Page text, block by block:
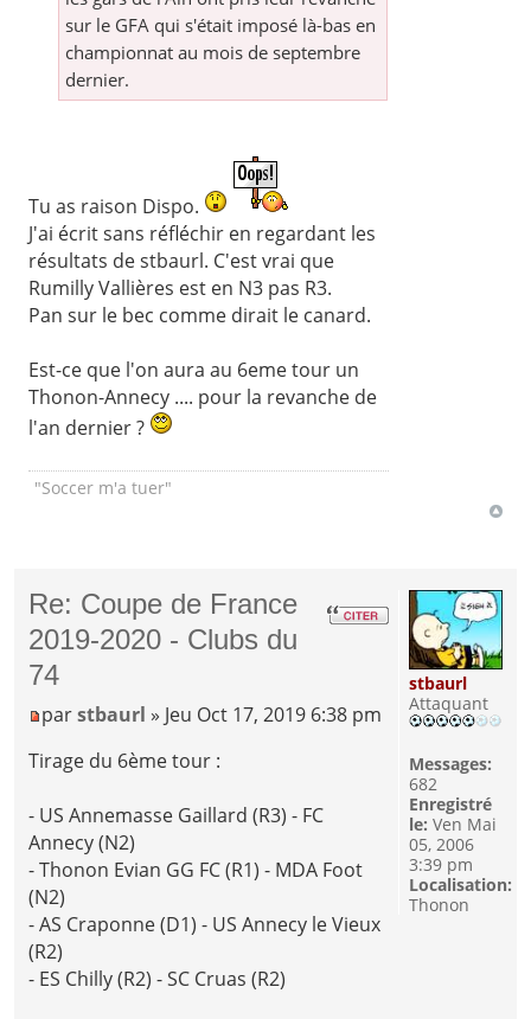
sur le GFA qui s'était imposé là-bas en
championnat au mois de septembre
dernier.
Tu as raison Dispo.
J'ai écrit sans réfléchir en regardant les
résultats de stbaurl. C'est vrai que
Rumilly Vallières est en N3 pas R3.
Pan sur le bec comme dirait le canard.
Est-ce que l'on aura au 6eme tour un
Thonon-Annecy .... pour la revanche de
l'an dernier ?
"Soccer m'a tuer"
Re: Coupe de France
2019-2020 - Clubs du
74
parstbaurl » Jeu Oct 17, 2019 6:38 pm
Tirage du 6ème tour :
- US Annemasse Gaillard (R3) - FC
Annecy (N2)
- Thonon Evian GG FC (R1) - MDA Foot
(N2)
- AS Craponne (D1) - US Annecy le Vieux
(R2)
- ES Chilly (R2) - SC Cruas (R2)
stbaurl
Attaquant
Messages:
682
Enregistré
le: Ven Mai
05, 2006
3:39 pm
Localisation:
Thonon